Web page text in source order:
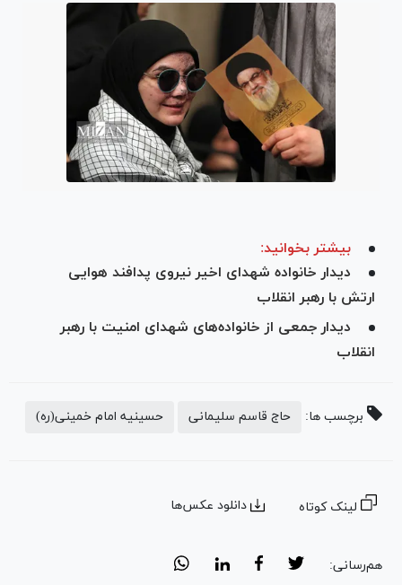
بیشتر بخوانید:
دیدار خانواده شهدای اخیر نیروی پدافند هوایی
ارتش با رهبر انقلاب
دیدار جمعی از خانواده‌های شهدای امنیت با رهبر
انقلاب
برچسب ها: حاج قاسم سلیمانی حسینیه امام خمینی(ره)
لینک کوتاه دانلود عکس‌ها
هم‌رسانی: